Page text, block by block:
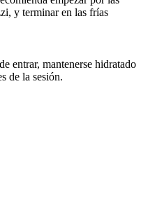
y terminar en las frías
entrar, mantenerse hidratado
de la sesión.